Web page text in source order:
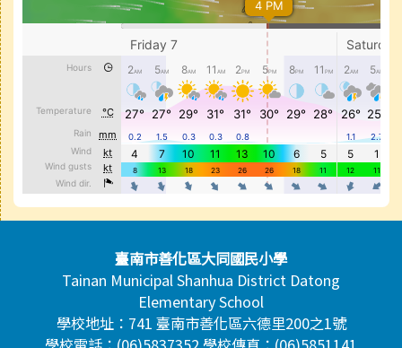
頁尾區域內容臺南市善化區大同國民小學
Tainan Municipal Shanhua District Datong
Elementary School
學校地址：741 臺南市善化區六德里200之1號